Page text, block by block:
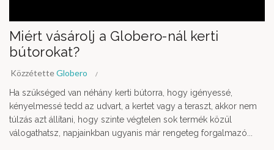
Miért vásárolj a Globero-nál kerti
bútorokat?
KözzétetteGlobero
Ha szükséged van néhány kerti bútorra, hogy igényessé,
kényelmessé tedd az udvart, a kertet vagy a teraszt, akkor nem
túlzás azt állítani, hogy szinte végtelen sok termék közül
válogathatsz, napjainkban ugyanis már rengeteg forgalmazó...